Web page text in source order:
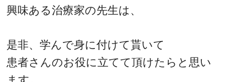
興味ある治療家の先生は、
是非、学んで身に付けて貰いて
患者さんのお役に立てて頂けたらと思い